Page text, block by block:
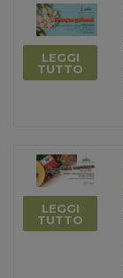
LEGGI
TUTTO
LEGGI
TUTTO